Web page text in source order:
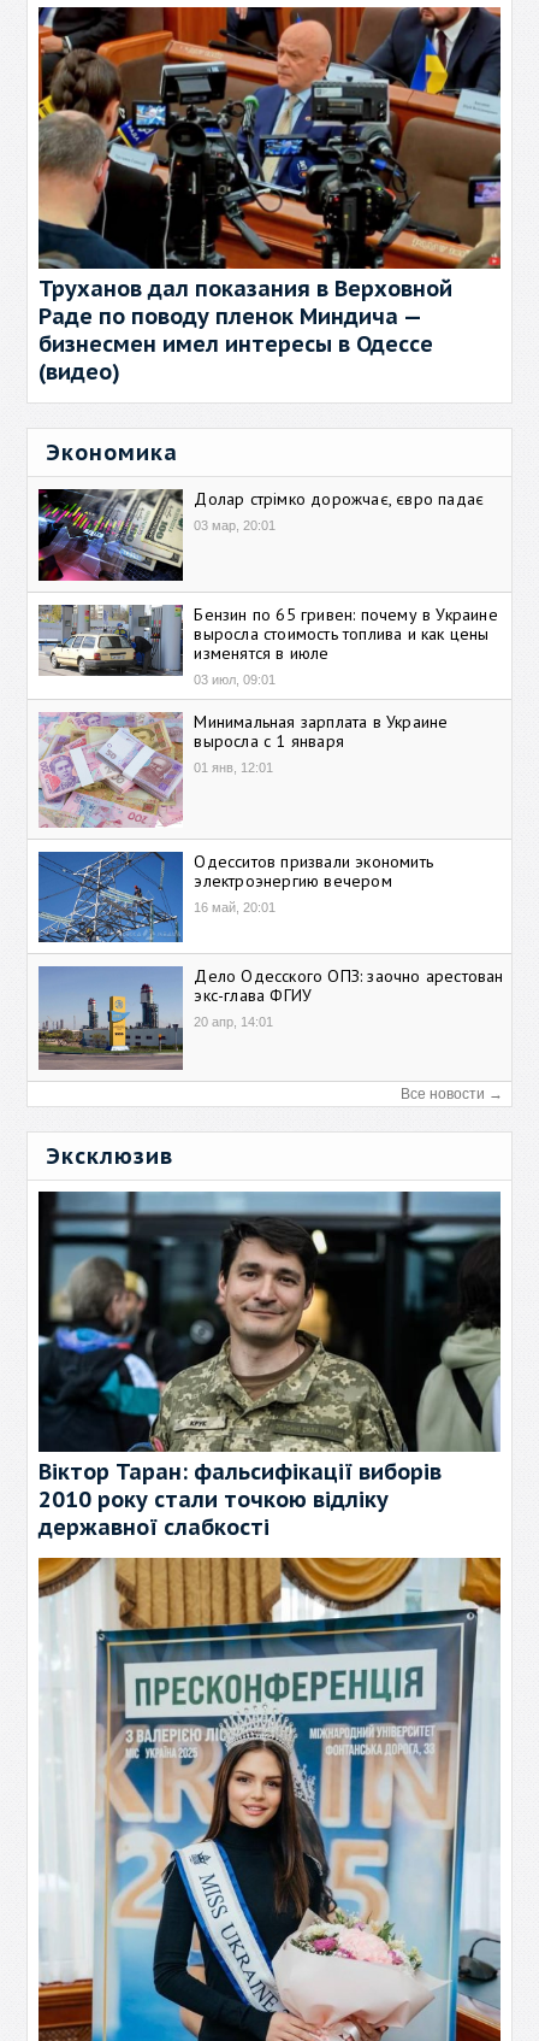
Труханов дал показания в Верховной
Раде по поводу пленок Миндича —
бизнесмен имел интересы в Одессе
(видео)
Экономика
Долар стрімко дорожчає, євро падає
03 мар, 20:01
Бензин по 65 гривен: почему в Украине
выросла стоимость топлива и как цены
изменятся в июле
03 июл, 09:01
Минимальная зарплата в Украине
выросла с 1 января
01 янв, 12:01
Одесситов призвали экономить
электроэнергию вечером
16 май, 20:01
Дело Одесского ОПЗ: заочно арестован
экс-глава ФГИУ
20 апр, 14:01
Все новости →
Эксклюзив
Віктор Таран: фальсифікації виборів
2010 року стали точкою відліку
державної слабкості